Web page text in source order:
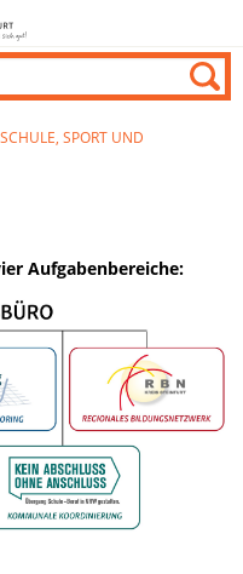
SPORT UND
Aufgabenbereiche: